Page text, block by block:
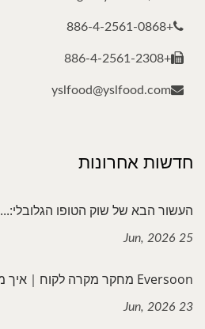
+886-4-2561-0868
+886-4-2561-2308
yslfood@yslfood.com
חדשות אחרונות
העשור הבא של שוק הטופו הגלובלי:...
25 Jun, 2026
Eversoon מחקר מקרה לקוח｜איך מעבד...
23 Jun, 2026